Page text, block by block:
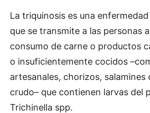
La triquinosis es una
que se transmite a las personas
consumo de carne o productos
o insuficientemente cocidos
artesanales, chorizos, salamines
crudo– que contienen larvas del
Trichinella spp.